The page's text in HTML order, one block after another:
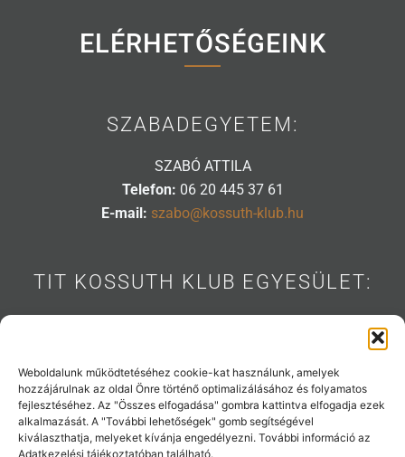
Weboldalunk működtetéséhez cookie-kat használunk, amelyek
hozzájárulnak az oldal Önre történő optimalizálásához és folyamatos
fejlesztéséhez. Az "Összes elfogadása" gombra kattintva elfogadja ezek
alkalmazását. A "További lehetőségek" gomb segítségével
kiválaszthatja, melyeket kívánja engedélyezni. További információ az
Adatkezelési tájékoztatóban található.
ELÉRHETŐSÉGEINK
SZABADEGYETEM:
SZABÓ ATTILA
Telefon: 06 20 445 37 61
E-mail: szabo@kossuth-klub.hu
TIT KOSSUTH KLUB EGYESÜLET:
E-mail: info@kossuth-klub.hu
Támogatóink: